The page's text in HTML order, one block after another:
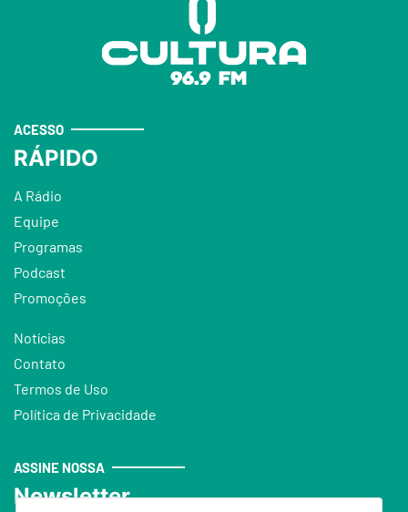
ACESSO
RÁPIDO
A Rádio
Equipe
Programas
Podcast
Promoções
Notícias
Contato
Termos de Uso
Política de Privacidade
ASSINE NOSSA
Newsletter